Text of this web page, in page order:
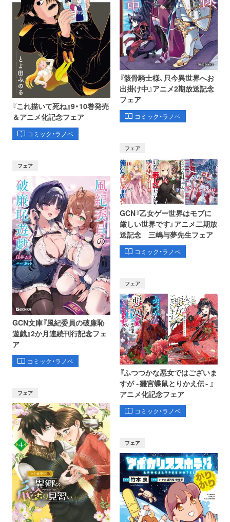
『これ描いて死ね』9・10巻発売
＆アニメ化記念フェア
コミック・ラノベ
『骸骨騎士様、只今異世界へお
出掛け中』アニメ2期放送記念
フェア
コミック・ラノベ
フェア
GCN文庫『風紀委員の破廉恥
遊戯』2か月連続刊行記念フェ
ア
コミック・ラノベ
フェア
GCN『乙女ゲー世界はモブに
厳しい世界です』アニメ二期放
送記念 三嶋与夢先生フェア
コミック・ラノベ
フェア
フェア
『ふつつかな悪女ではございま
すが ~雛宮蝶鼠とりかえ伝~ 』
アニメ化記念フェア
コミック・ラノベ
フェア